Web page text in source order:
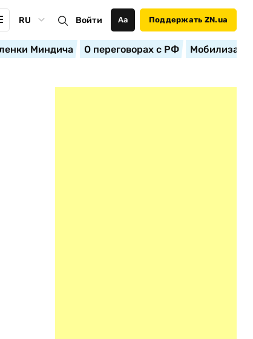
RU Войти Аа Поддержать ZN.ua
Миндича О переговорах с РФ